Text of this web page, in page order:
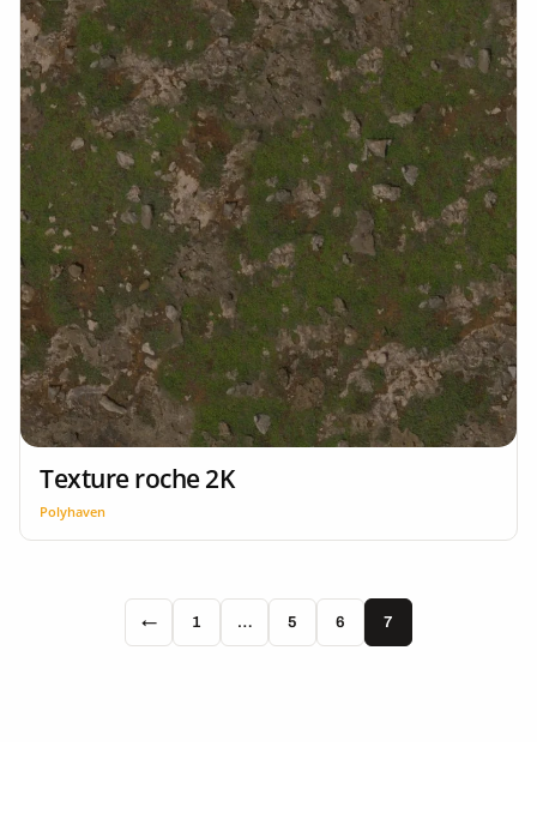
Texture roche 2K
Polyhaven
← 1 … 5 6 7